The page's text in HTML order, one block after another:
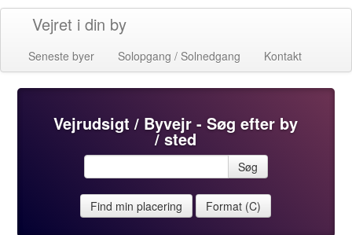
Vejret i din by
Seneste byer Solopgang / Solnedgang Kontakt
Vejrudsigt / Byvejr - Søg efter by
/ sted
Søg
Find min placering Format (C)